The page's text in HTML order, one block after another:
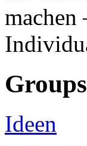
machen
Groups
Ideen